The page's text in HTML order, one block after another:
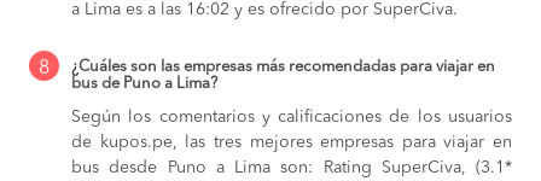
a Lima es a las 16:02 y es ofrecido por SuperCiva.
8
¿Cuáles son las empresas más recomendadas para viajar en
bus de Puno a Lima?
Según los comentarios y calificaciones de los usuarios
de kupos.pe, las tres mejores empresas para viajar en
bus desde Puno a Lima son: Rating SuperCiva, (3.1*